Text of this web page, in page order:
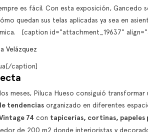
es fácil. Con esta exposición, Gancedo
quedan sus telas aplicadas ya sea en
[caption id="attachment_19637"
caption]
meses, Piluca Hueso consiguió
tendencias organizado en diferentes
74 con tapicerías, cortinas, papeles
de 200 m2 donde interioristas y